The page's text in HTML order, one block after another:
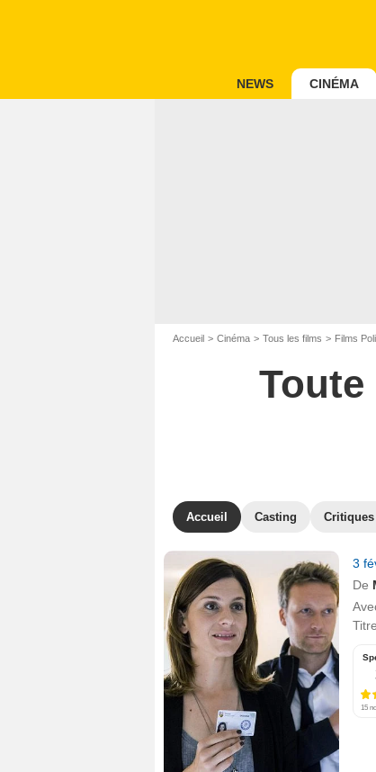
NEWS CINÉMA
Accueil Cinéma Tous les films Films
Accueil Casting
3
De
15